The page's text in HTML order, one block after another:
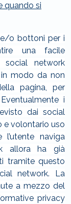
quando si
o bottoni per i
una facile
social network
modo da non
pagina, per
i
dai social
e volontario uso
naviga
allora ha già
tramite questo
network. La
a mezzo del
privacy